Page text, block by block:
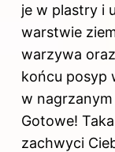
je w plastry i
warstwie
warzywa
końcu posyp
w
Gotowe!
zachwyci